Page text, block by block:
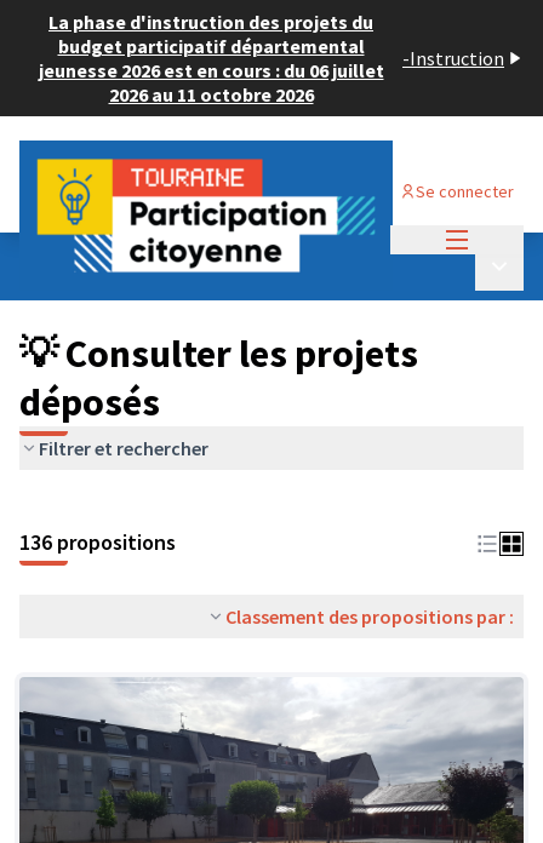
La phase d'instruction des projets du
budget participatif départemental
jeunesse 2026 est en cours : du 06 juillet
2026 au 11 octobre 2026
-Instruction
Se connecter
Budget Participatif JEUNESSE 2024
💡 Consulter les projets déposés
💡 Consulter les projets
déposés
Filtrer et rechercher
136 propositions
Classement des propositions par :